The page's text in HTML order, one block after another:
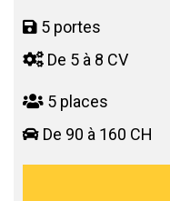
5 portes
De 5 à 8 CV
5 places
De 90 à 160 CH